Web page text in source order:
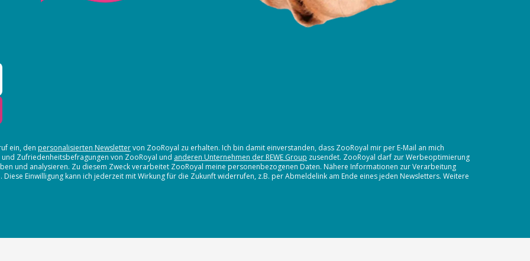
ein, den personalisierten Newslettervon ZooRoyal zu erhalten. Ich bin damit einverstanden, dass ZooRoyal mir per E-Mail an mich
Zufriedenheitsbefragungen von ZooRoyal und anderen Unternehmen der REWE Group zusendet. ZooRoyal darf zur Werbeoptimierung
und analysieren. Zu diesem Zweck verarbeitet ZooRoyal meine personenbezogenen Daten. Nähere Informationen zur Verarbeitung
Einwilligung kann ich jederzeit mit Wirkung für die Zukunft widerrufen, z.B. per Abmeldelink am Ende eines jeden Newsletters. Weitere